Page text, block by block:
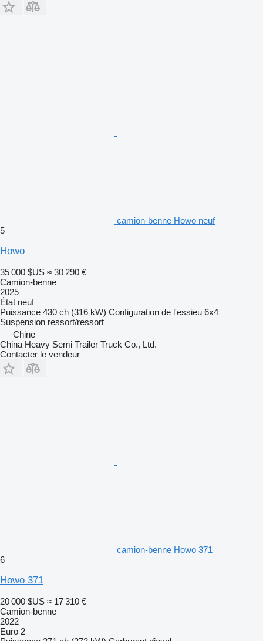
camion-benne Howo neuf
5
Howo
35 000 $US ≈ 30 290 €
Camion-benne
2025
État neuf
Puissance 430 ch (316 kW) Configuration de l'essieu 6x4
Suspension ressort/ressort
Chine
China Heavy Semi Trailer Truck Co., Ltd.
Contacter le vendeur
camion-benne Howo 371
6
Howo 371
20 000 $US ≈ 17 310 €
Camion-benne
2022
Euro 2